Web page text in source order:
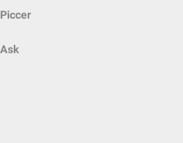
Piccer
Ask